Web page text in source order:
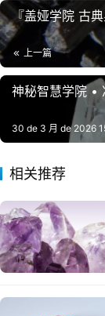
『盖娅学院 古
上一篇
神秘智慧学院 •
30 de 3 月 de 2026
相关推荐